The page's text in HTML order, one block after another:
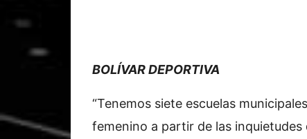
BOLÍVAR DEPORTIVA
“Tenemos siete escuelas
femenino a partir de las inquietudes